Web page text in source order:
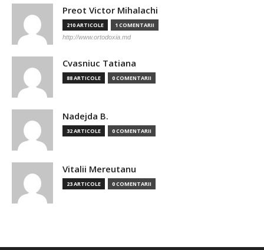
Preot Victor Mihalachi
210 ARTICOLE 1 COMENTARII
http://www.ortodoxia.md
Cvasniuc Tatiana
88 ARTICOLE 0 COMENTARII
Nadejda B.
32 ARTICOLE 0 COMENTARII
Vitalii Mereutanu
23 ARTICOLE 0 COMENTARII